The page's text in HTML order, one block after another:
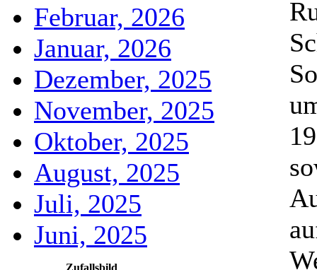
Februar, 2026
Januar, 2026
Dezember, 2025
November, 2025
Oktober, 2025
August, 2025
Juli, 2025
Juni, 2025
Zufallsbild